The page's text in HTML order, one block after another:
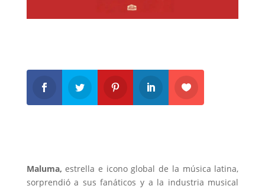
Maluma, estrella e icono global de la música latina,
sorprendió a sus fanáticos y a la industria musical